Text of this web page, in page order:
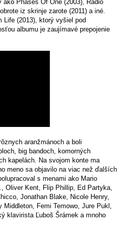
ako Phases Of One (2003), Radio
iz skrinje zarote (2011) a iné.
Life (2013), ktorý vyšiel pod
albumu je zaujímavé prepojenie
aranžmánoch a boli
big bandoch, komorných
kapelách. Na svojom konte ma
meno sa objavilo na viac než ďalších
s menami ako Mario
Oliver Kent, Flip Phillip, Ed Partyka,
Jonathan Blake, Nicole Henry,
Middleton, Femi Temowo, Jure Pukl,
klavirista Ľuboš Šrámek a mnoho